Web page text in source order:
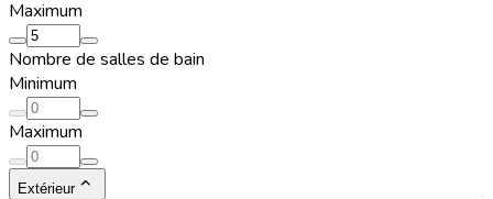
Maximum
Nombre de salles de bain
Minimum
Maximum
Extérieur